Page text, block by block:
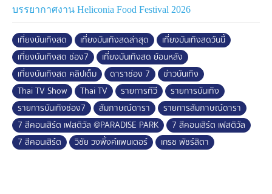
บรรยากาศงาน Heliconia Food Festival 2026
เที่ยงบันเทิงสด เที่ยงบันเทิงสดล่าสุด
เที่ยงบันเทิงสดวันนี้
เที่ยงบันเทิงสด ช่อง7
เที่ยงบันเทิงสด ย้อนหลัง
เที่ยงบันเทิงสด คลิปเต็ม
ดาราช่อง 7
ข่าวบันเทิง
Thai TV Show
Thai TV รายการทีวี
รายการบันเทิง
รายการบันเทิงช่อง7
สัมภาษณ์ดารา
รายการสัมภาษณ์ดารา
7 สีคอนเสิร์ต เฟสติวัล @PARADISE PARK
7 สีคอนเสิร์ต เฟสติวัล
7 สีคอนเสิร์ต
วิชัย วงพิ้งค์แพนเตอร์ เกรซ พัชร์สิตา